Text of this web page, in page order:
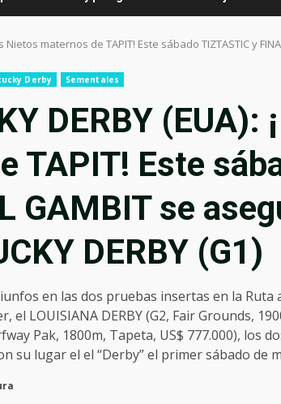
Nietos maternos de TAPIT! Este sábado TIZTASTIC y
Derby Sementales
DERBY (EUA):
TAPIT! Este
GAMBIT se
DERBY (G1)
en las dos pruebas insertas en la Ruta
el LOUISIANA DERBY (G2, Fair Grounds,
Pak, 1800m, Tapeta, US$ 777.000), los
su lugar el el “Derby” el primer sábado de